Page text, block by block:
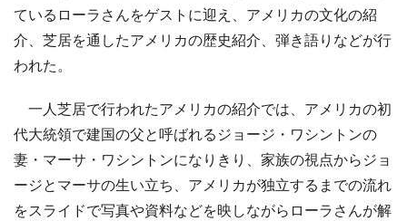
ているローラさんをゲストに迎え、アメリカの文化の紹
介、芝居を通したアメリカの歴史紹介、弾き語りなどが行
われた。
一人芝居で行われたアメリカの紹介では、アメリカの初
代大統領で建国の父と呼ばれるジョージ・ワシントンの
妻・マーサ・ワシントンになりきり、家族の視点からジョ
ージとマーサの生い立ち、アメリカが独立するまでの流れ
をスライドで写真や資料などを映しながらローラさんが解